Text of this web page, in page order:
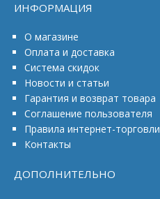
ИНФОРМАЦИЯ
О магазине
Оплата и доставка
Система скидок
Новости и статьи
Гарантия и возврат товара
Соглашение пользователя
Правила интернет-торговли
Контакты
ДОПОЛНИТЕЛЬНО